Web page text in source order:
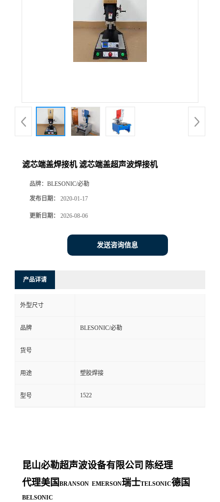
滤芯端盖焊接机 滤芯端盖超声波焊接机
品牌： BLESONIC/必勒
发布日期： 2020-01-17
更新日期： 2026-08-06
发送咨询信息
产品详请
外型尺寸
品牌 BLESONIC/必勒
货号
用途 塑胶焊接
型号 1522
昆山必勒超声波设备有限公司 陈经理
代理美国 BRANSON EMERSON瑞士TELSONIC德国
BELSONIC